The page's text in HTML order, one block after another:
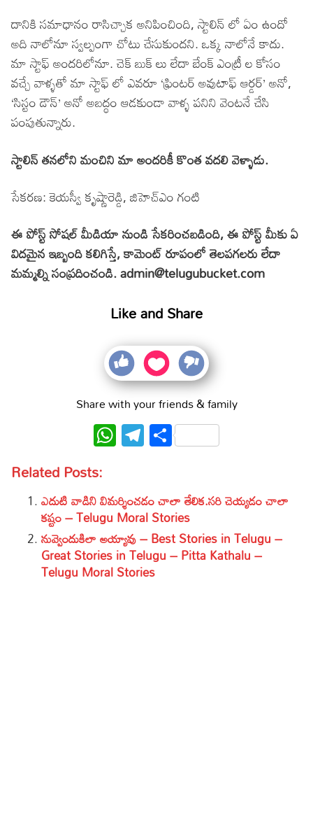
దానికి సమాధానం రాసిచ్చాక అనిపించింది, స్టాలిన్ లో ఏం ఉందో
అది నాలోనూ స్వల్పంగా చోటు చేసుకుందని. ఒక్క నాలోనే కాదు.
మా స్టాఫ్ అందరిలోనూ. చెక్ బుక్ లు లేదా బేంక్ ఎంట్రీ ల కోసం
వచ్చే వాళ్ళతో మా స్టాఫ్ లో ఎవరూ ‘ఫ్రింటర్ అవుటాఫ్ ఆర్డర్’ అనో,
‘సిస్టం డౌన్’ అనో అబద్ధం ఆడకుండా వాళ్ళ పనిని వెంటనే చేసి
పంపుతున్నారు.
స్టాలిన్ తనలోని మంచిని మా అందరికీ కొంత వదలి వెళ్ళాడు.
సేకరణ: కెయస్వీ కృష్ణారెడ్డి, జిహెచ్ఎం గంటి
ఈ పోస్ట్ సోషల్ మీడియా నుండి సేకరించబడింది, ఈ పోస్ట్ మీకు ఏ
విదమైన ఇబ్బందికలిగిస్తే, కామెంట్ రూపంలో తెలపగలరు లేదా
మమ్మల్ని సంప్రదించండి. admin@telugubucket.com
Like and Share
Share with your friends & family
WhatsApp
Telegram
Share
Related Posts:
ఎదుటి వాడిని విమర్శించడం చాలా తేలిక.సరి చెయ్యడం చాలా
కష్టం – Telugu Moral Stories
నువ్వెందుకిలా అయ్యావు – Best Stories in Telugu –
Great Stories in Telugu – Pitta Kathalu –
Telugu Moral Stories